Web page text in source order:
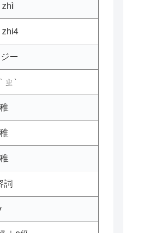
zhì
zhi4
ー
ㄓˋ
詞